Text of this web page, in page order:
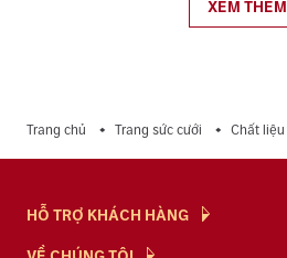
XEM THÊM
Trang chủ Trang sức cưới Chất liệu
HỖ TRỢ KHÁCH HÀNG
Hỏi & Đáp